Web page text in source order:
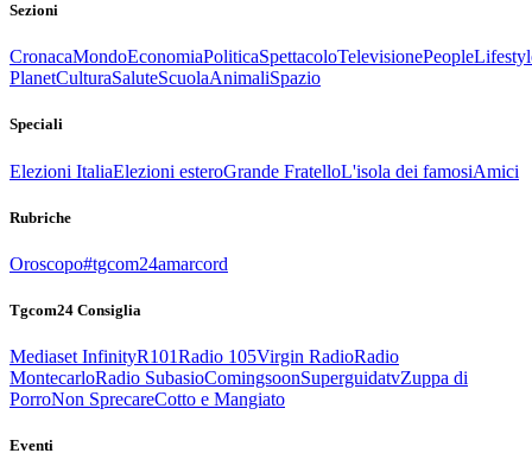
Sezioni
CronacaMondoEconomiaPoliticaSpettacoloTelevisionePeople
PlanetCulturaSaluteScuolaAnimaliSpazio
Speciali
Elezioni ItaliaElezioni esteroGrande FratelloL'isola dei famosiAmici
Rubriche
Oroscopo#tgcom24amarcord
Tgcom24 Consiglia
Mediaset InfinityR101Radio 105Virgin RadioRadio
MontecarloRadio SubasioComingsoonSuperguidatvZuppa di
PorroNon SprecareCotto e Mangiato
Eventi